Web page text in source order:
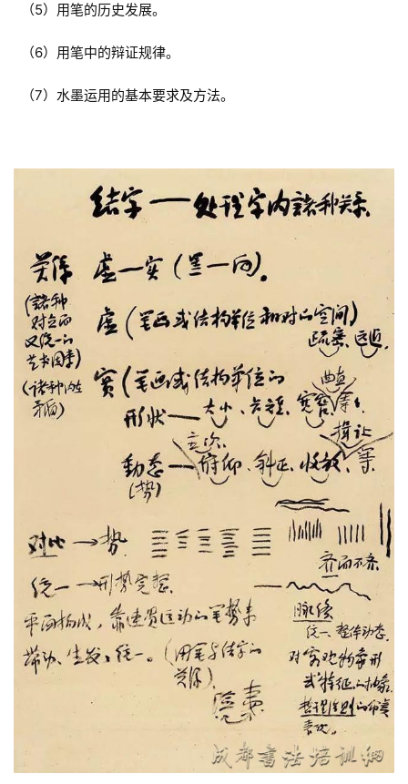
（5）用笔的历史发展。
（6）用笔中的辩证规律。
（7）水墨运用的基本要求及方法。